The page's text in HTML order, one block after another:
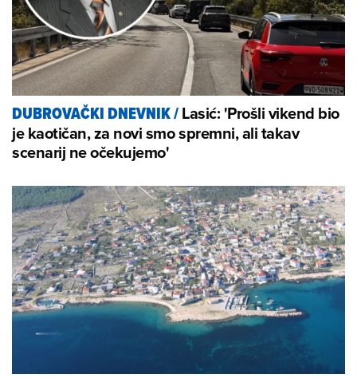
DUBROVAČKI DNEVNIK/Lasić: 'Prošli vikend bio
je kaotičan, za novi smo spremni, ali takav
scenarij ne očekujemo'